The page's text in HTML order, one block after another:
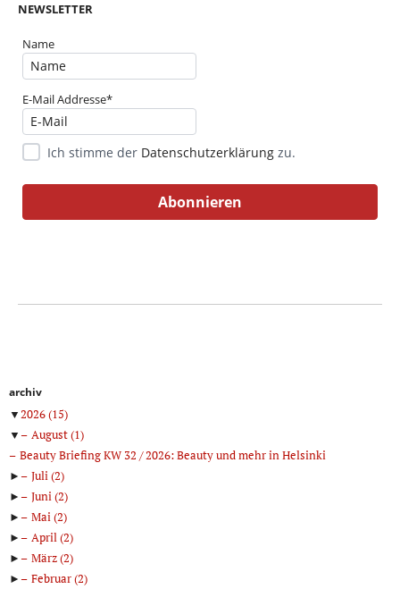
NEWSLETTER
Name
E-Mail Addresse*
Ich stimme der Datenschutzerklärung zu.
archiv
▼ 2026(15)
▼
August(1)
Beauty Briefing KW 32 / 2026: Beauty und mehr in Helsinki
►
Juli (2)
►
Juni (2)
►
Mai (2)
►
April (2)
►
März(2)
►
Februar(2)